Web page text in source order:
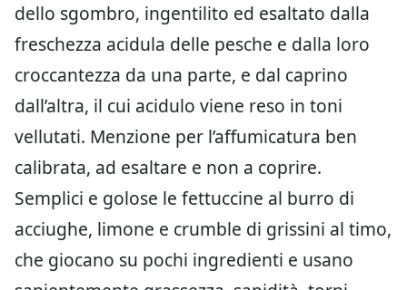
dello sgombro, ingentilito ed esaltato dalla
freschezza acidula delle pesche e dalla loro
croccantezza da una parte, e dal caprino
dall’altra, il cui acidulo viene reso in toni
vellutati. Menzione per l’affumicatura ben
calibrata, ad esaltare e non a coprire.
Semplici e golose le fettuccine al burro di
acciughe, limone e crumble di grissini al timo,
che giocano su pochi ingredienti e usano